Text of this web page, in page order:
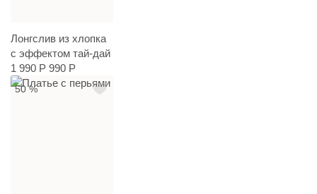
Лонгслив из хлопка
с эффектом тай-дай
1 990 Р 990 Р
50 %